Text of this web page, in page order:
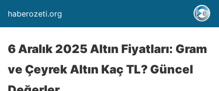
haberozeti.org
6 Aralık 2025 Altın Fiyatları: Gram
ve Çeyrek Altın Kaç TL? Güncel